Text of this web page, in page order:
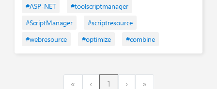
#ASP-NET
#toolscriptmanager
#ScriptManager
#scriptresource
#webresource
#optimize #combine
«First ‹Previous
1 ›Next»Last